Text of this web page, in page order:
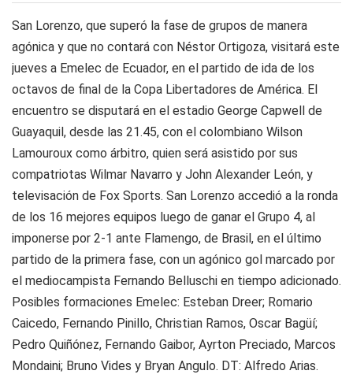
San Lorenzo, que superó la fase de grupos de manera
agónica y que no contará con Néstor Ortigoza, visitará este
jueves a Emelec de Ecuador, en el partido de ida de los
octavos de final de la Copa Libertadores de América. El
encuentro se disputará en el estadio George Capwell de
Guayaquil, desde las 21.45, con el colombiano Wilson
Lamouroux como árbitro, quien será asistido por sus
compatriotas Wilmar Navarro y John Alexander León, y
televisación de Fox Sports. San Lorenzo accedió a la ronda
de los 16 mejores equipos luego de ganar el Grupo 4, al
imponerse por 2-1 ante Flamengo, de Brasil, en el último
partido de la primera fase, con un agónico gol marcado por
el mediocampista Fernando Belluschi en tiempo adicionado.
Posibles formaciones Emelec: Esteban Dreer; Romario
Caicedo, Fernando Pinillo, Christian Ramos, Oscar Bagüí;
Pedro Quiñónez, Fernando Gaibor, Ayrton Preciado, Marcos
Mondaini; Bruno Vides y Bryan Angulo. DT: Alfredo Arias.